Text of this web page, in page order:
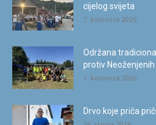
cijelog svijeta
7. kolovoza 2026.
Održana
protiv Neoženjenih
1. kolovoza 2026.
Drvo koje priča